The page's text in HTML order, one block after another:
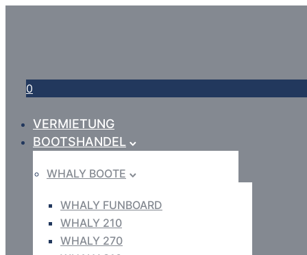
0
VERMIETUNG
BOOTSHANDEL
WHALY BOOTE
WHALY FUNBOARD
WHALY 210
WHALY 270